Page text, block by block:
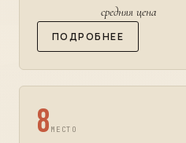
средняя цена
ПОДРОБНЕЕ
8 МЕСТО